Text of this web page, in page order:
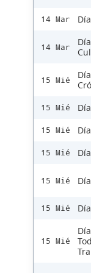
14 Mar
14 Mar
15 Mié
15 Mié
15 Mié
15 Mié
15 Mié
15 Mié
15 Mié